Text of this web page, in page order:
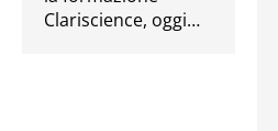
Clariscience, oggi…